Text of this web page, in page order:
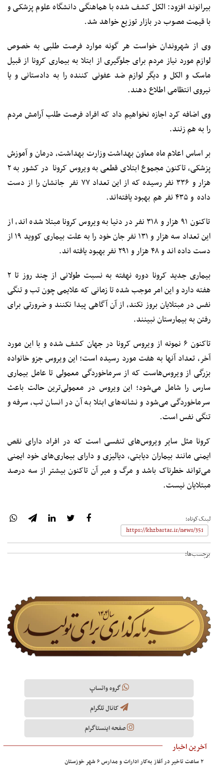
بیرانوند افزود: الکل کشف شده با هماهنگی دانشگاه علوم پزشکی و
با قیمت مصوب در بازار توزیع خواهد شد.
وی از شهروندان خواست هر گونه موارد فرصت طلبی به خصوص
لوازم مورد نیاز مردم برای جلوگیری از ابتلا به بیماری کرونا از قبیل
ماسک و الکل و دیگر لوازم ضد عفونی کننده را به دادستانی و یا
نیروی انتظامی اطلاع دهند.
وی اضافه کرد اجازه نخواهیم داد که افراد فرصت طلب آرامش مردم
را به هم زنند.
بر اساس اعلام ماه معاون بهداشت وزارت بهداشت، درمان و آموزش
پزشکی، تاکنون مجموع ابتلای قطعی به ویروس کرونا در کشور به ۲
هزار و ۳۳۶ نفر رسیده که از این تعداد ۷۷ نفر جانشان را از دست
داده و ۴۳۵ نفر هم بهبود یافته‌اند.
تاکنون ۹۱ هزار و ۳۱۸ نفر در دنیا به ویروس کرونا مبتلا شده اند، از
این تعداد سه هزار و ۱۳۱ نفر جان خود را به علت بیماری کووید ۱۹ از
دست داده اند و ۴۸ هزار و ۲۹۱ نفر بهبود یافته اند.
بیماری جدید کرونا دوره نهفته به نسبت طولانی از چند روز تا ۲
هفته دارد و این امر موجب شده‌ تا زمانی که علایمی چون تب و تنگی
نفس در مبتلایان بروز نکند، از آن آگاهی پیدا نکنند و ضرورتی برای
رفتن به بیمارستان نبینند.
تاکنون ۶ نمونه از ویروس کرونا در جهان کشف شده و با این مورد
آخر، تعداد آنها به هفت مورد رسیده‌ است؛ این ویروس جزو خانواده
بزرگی از ویروس‌هاست که از سرماخوردگی معمولی تا عامل بیماری
سارس را شامل می‌شود؛ این ویروس در معمولی‌ترین حالت باعث
سرماخوردگی می‌شود و نشانه‌های ابتلا به آن در انسان تب، سرفه و
تنگی نفس است.
کرونا مثل سایر ویروس‌های تنفسی است که در افراد دارای نقص
ایمنی مانند بیماران دیابتی، دیالیزی و دارای بیماری‌های خود ایمنی
می‌تواند خطرناک باشد و مرگ‌ و میر آن تاکنون بیشتر از سه درصد
مبتلایان نیست.
لینک‌کوتاه:
برچسب‌ها:
گروه واتساپ
کانال تلگرام
صفحه اینستاگرام
آخرین اخبار
۲ ساعت تاخیر در آغاز به‌کار ادارات و مدارس ۶ شهر خوزستان